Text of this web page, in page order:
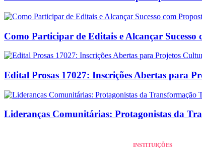
Como Participar de Editais e Alcançar Sucesso
Edital Prosas 17027: Inscrições Abertas para
Lideranças Comunitárias: Protagonistas da
INSTITUIÇÕES